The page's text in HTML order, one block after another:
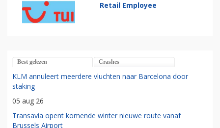
Retail Employee
Best gelezen Crashes
KLM annuleert meerdere vluchten naar Barcelona door
staking
05 aug 26
Transavia opent komende winter nieuwe route vanaf
Brussels Airport